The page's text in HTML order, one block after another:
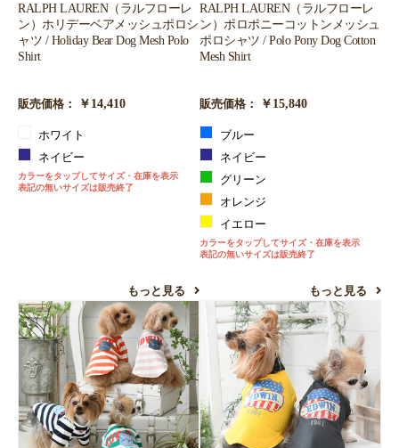
RALPH LAUREN（ラルフローレ
ン）ホリデーベアメッシュポロシ
ャツ / Holiday Bear Dog Mesh Polo
Shirt
販売価格： ￥14,410
ホワイト
ネイビー
カラーをタップしてサイズ・在庫を表示
表記の無いサイズは販売終了
もっと見る
RALPH LAUREN（ラルフローレ
ン）ポロポニーコットンメッシュ
ポロシャツ / Polo Pony Dog Cotton
Mesh Shirt
販売価格： ￥15,840
ブルー
ネイビー
グリーン
オレンジ
イエロー
カラーをタップしてサイズ・在庫を表示
表記の無いサイズは販売終了
もっと見る